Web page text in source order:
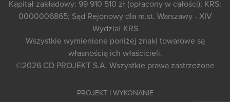
Kapitał zakładowy: 99 910 510 zł (opłacony w całości); KRS:
0000006865; Sąd Rejonowy dla m.st. Warszawy - XIV
Wydział KRS
Wszystkie wymienione poniżej znaki towarowe są
własnością ich właścicieli.
©2026 CD PROJEKT S.A. Wszystkie prawa zastrzeżone
PROJEKT I WYKONANIE